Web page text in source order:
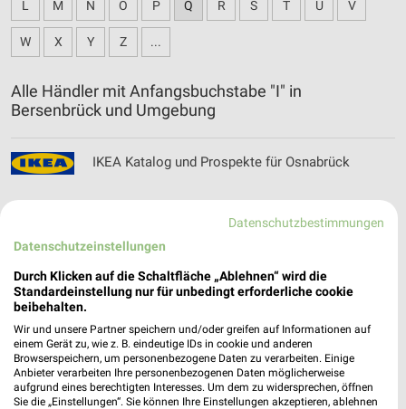
L M N O P Q R S T U V
W X Y Z ...
Alle Händler mit Anfangsbuchstabe "I" in
Bersenbrück und Umgebung
IKEA Katalog und Prospekte für Osnabrück
INTERSPORT Prospekte, Angebote & Aktionen
für Meppen
Datenschutzbestimmungen
Datenschutzeinstellungen
Durch Klicken auf die Schaltfläche „Ablehnen“ wird die
Standardeinstellung nur für unbedingt erforderliche cookie
beibehalten.
Wir und unsere Partner speichern und/oder greifen auf Informationen auf
einem Gerät zu, wie z. B. eindeutige IDs in cookie und anderen
Browserspeichern, um personenbezogene Daten zu verarbeiten. Einige
Anbieter verarbeiten Ihre personenbezogenen Daten möglicherweise
aufgrund eines berechtigten Interesses. Um dem zu widersprechen, öffnen
Sie die „Einstellungen“. Sie können Ihre Einstellungen akzeptieren, ablehnen